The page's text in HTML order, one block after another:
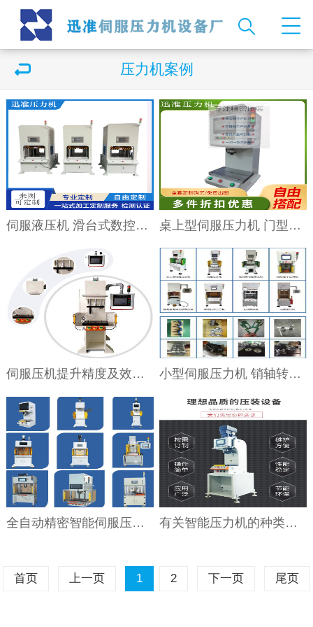
压力机案例
伺服液压机 滑台式数控伺服油压机 框架式压装机 高精密压装 厂家直供 桌上型伺服压力机 门型转盘式压装机 高精密压装 厂家直供
伺服压机提升精度及效率的关键技术 小型伺服压力机 销轴转向器伺服压力机 齿轮伺服压装机
全自动精密智能伺服压装机各种型号 有关智能压力机的种类及工作步骤有什么主要特点
首页 上一页 1 2 下一页 尾页